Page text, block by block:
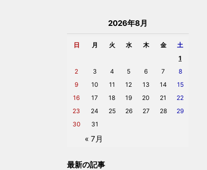
2026年8月
日 月 火 水 木 金 土
« 7月
1
2
3 4 5 6 7
8
9
10 11 12 13 14
15
16
17 18 19 20 21
22
23
24 25 26 27 28
29
30
31
最新の記事